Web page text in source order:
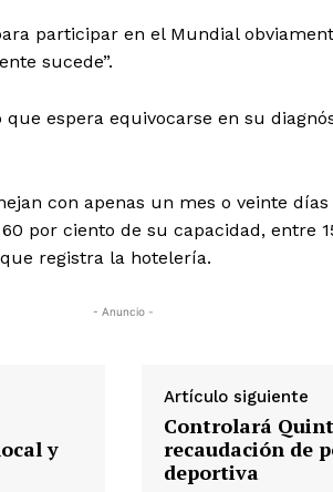
participar en el Mundial
sucede”.
espera equivocarse en su
con apenas un mes o veinte
por ciento de su capacidad, entre
registra la hotelería.
- Anuncio -
y
Artículo siguiente
Controlará
recaudación de
deportiva